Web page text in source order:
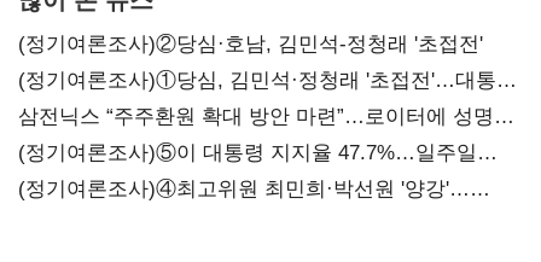
(정기여론조사)②당심·호남, 김민석-정청래 '초접전'
(정기여론조사)①당심, 김민석·정청래 '초접전'…대통령
지지도 '50% 아래로'(종합)
삼전닉스 “주주환원 확대 방안 마련”…로이터에 성명
보내
(정기여론조사)⑤이 대통령 지지율 47.7%…일주일
만에 다시 40%대
(정기여론조사)④최고위원 최민희·박선원 '양강'…